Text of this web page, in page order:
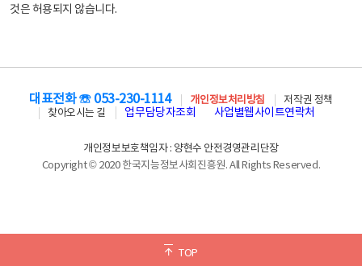
것은 허용되지 않습니다.
TOP
대표전화 ☏ 053-230-1114 개인정보처리방침
저작권 정책
찾아오시는 길
업무담당자조회 사업별웹사이트연락처
개인정보보호책임자 : 양현수 안전경영관리단장
Copyright © 2020 한국지능정보사회진흥원. All Rights Reserved.